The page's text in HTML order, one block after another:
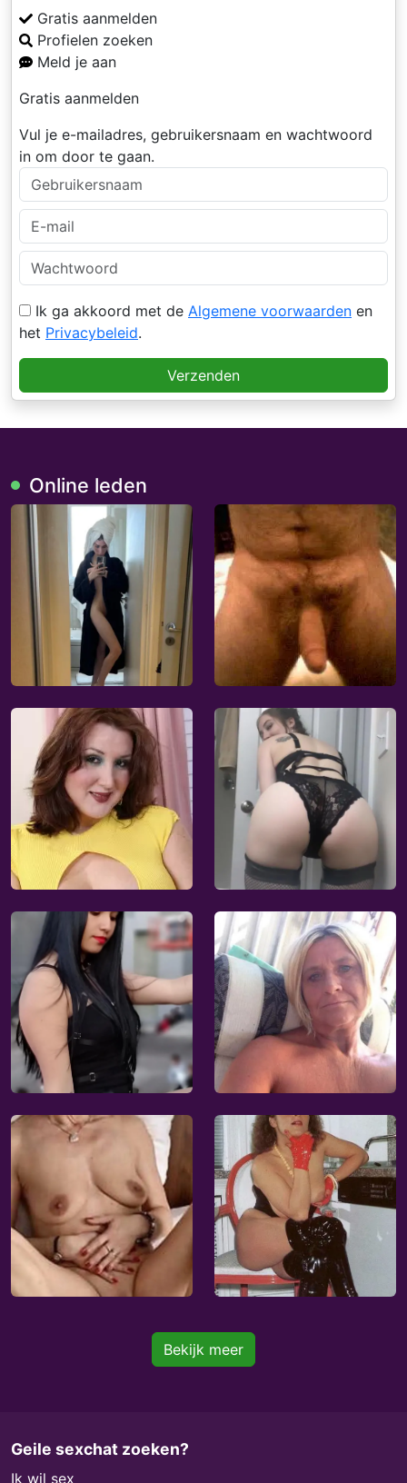
Gratis aanmelden
Profielen zoeken
Meld je aan
Gratis aanmelden
Vul je e-mailadres, gebruikersnaam en wachtwoord
in om door te gaan.
Ik ga akkoord met de Algemene voorwaarden en
het Privacybeleid.
Verzenden
Online leden
Bekijk meer
Geile sexchat zoeken?
Ik wil sex